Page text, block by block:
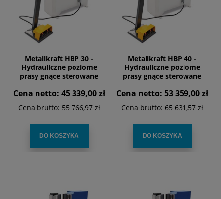
Metallkraft HBP 30 -
Hydrauliczne poziome
prasy gnące sterowane
Cena netto: 45 339,00 zł
Cena brutto: 55 766,97 zł
DO KOSZYKA
Metallkraft HBP 40 -
Hydrauliczne poziome
prasy gnące sterowane
Cena netto: 53 359,00 zł
Cena brutto: 65 631,57 zł
DO KOSZYKA